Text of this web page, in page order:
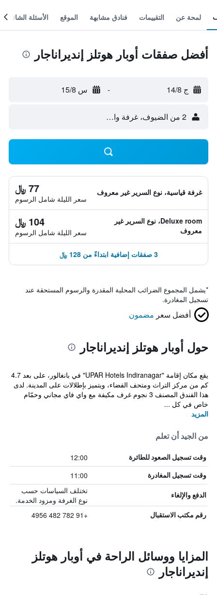
لمحة عن التقييمات فنادق مشابهة الموقع الأسئلة الشائعة
أفضل صفقات أوبار هوتلز إنديراناجار
ج 14/8 - س 15/8
2 من الضيوف، غرفة واحدة
غرفة قياسية، نوع السرير غير معروف 77 ﷼
سعر الليلة شامل الرسوم
Deluxe room، نوع السرير غير
معروف
104 ﷼
سعر الليلة شامل الرسوم
3 صفقات إضافية ابتداءً من 128 ﷼
*يشمل المجموع الضرائب المحلية المقدرة والرسوم المستحقة عند
تسجيل المغادرة.
أفضل سعر مضمون
حول أوبار هوتلز إنديراناجار
يقع مكان إقامة "UPAR Hotels Indiranagar" في بانغالور، على بعد 4.7
كم من مركز التراث ومتحف الفضاء، ويتميز بإطلالات على المدينة. لدى
هذا الفندق المصنف 3 نجوم غرف مكيفة مع واي فاي مجاني وحمّام
خاص في كل ...
المزيد
من الجيد أن تعلم
وقت تسجيل الصعود للطائرة 12:00
وقت تسجيل المغادرة 11:00
الدفع والإلغاء
تختلف السياسات حسب
نوع الغرفة ومزود الخدمة.
رقم مكتب الاستقبال +91 782 482 4956
المزايا ووسائل الراحة في أوبار هوتلز
إنديراناجار